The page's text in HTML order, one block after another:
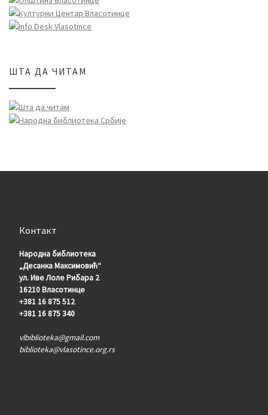
ШТА ДА ЧИТАМ
Контакт
Народна библиотека
„Десанка Максимовић“
ул. Иве Лоле Рибара 2
16210 Власотинце
+381 16 875 512
+381 16 875 340
vlbiblioteka@gmail.com
biblioteka@vlasotince.org.rs